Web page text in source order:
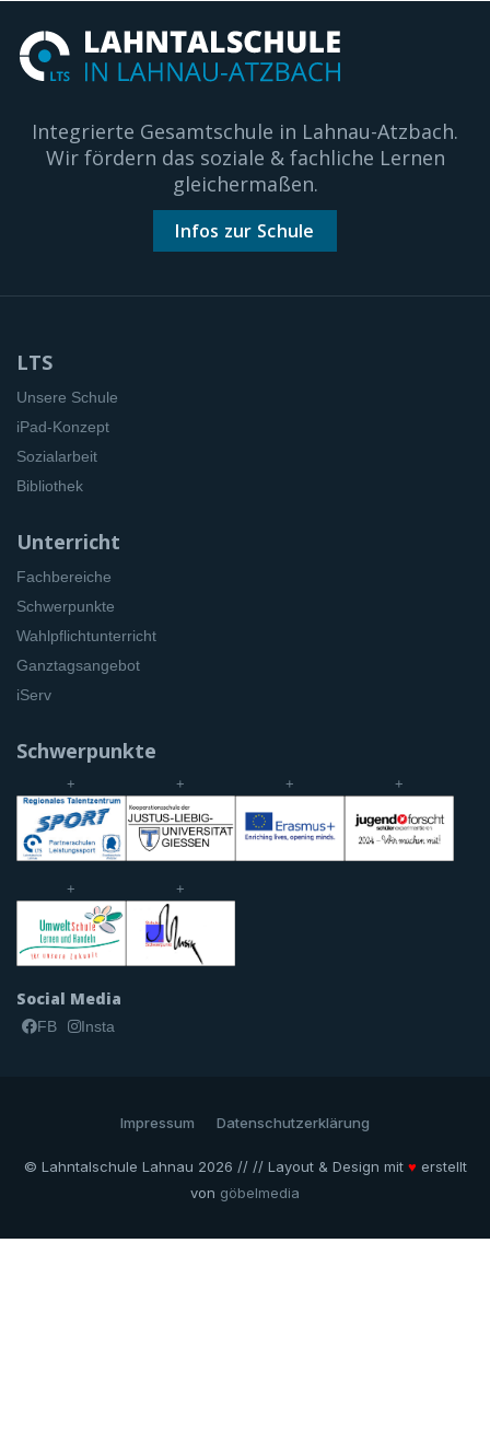
Integrierte Gesamtschule in Lahnau-Atzbach.
Wir fördern das soziale & fachliche Lernen
gleichermaßen.
Infos zur Schule
LTS
Unsere Schule
iPad-Konzept
Sozialarbeit
Bibliothek
Unterricht
Fachbereiche
Schwerpunkte
Wahlpflichtunterricht
Ganztagsangebot
iServ
Schwerpunkte
+ + + +
+ +
Social Media
FB Insta
Impressum Datenschutzerklärung
© Lahntalschule Lahnau 2026 // // Layout & Design mit ♥ erstellt
von göbelmedia